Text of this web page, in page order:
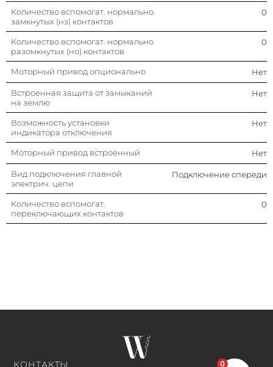
Количество вспомогат.
переключающих контактов
Количество вспомогат. нормально
замкнутых (нз) контактов
0
Количество вспомогат. нормально
разомкнутых (но) контактов
0
Моторный привод опционально Нет
Встроенная защита от замыканий
на землю
Нет
Возможность установки
индикатора отключения
Нет
Моторный привод встроенный Нет
Вид подключения главной
электрич. цепи
Подключение спереди
Количество вспомогат.
переключающих контактов
0
КОНТАКТЫ 0